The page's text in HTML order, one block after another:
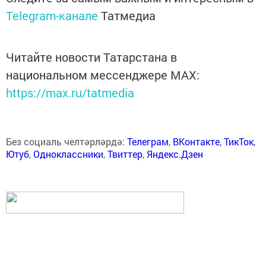
Telegram-канале Татмедиа
Читайте новости Татарстана в
национальном мессенджере MАХ:
https://max.ru/tatmedia
Без социаль челтәрләрдә: Телеграм, ВКонтакте,ТикТок,
Ютуб,Одноклассники,Твиттер, Яндекс.Дзен